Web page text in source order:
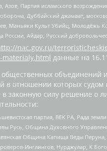
Азов, Партия исламского
Дуббайский джамаат,
Маньяки Культ Убийц, Молодёжь
России, Айдар, Русский
nac.gov.ru/
materialy.html данные на
объединений
в отношении которых судом
в законную силу решение о
партия, ВЕК РА, Рада
Русь, Община Духовного
Община Капища Веды
Инглингов, Нурджулар, К